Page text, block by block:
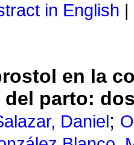
in English
en la
parto:
Daniel ;